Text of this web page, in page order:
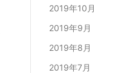
2019年10月
2019年9月
2019年8月
2019年7月